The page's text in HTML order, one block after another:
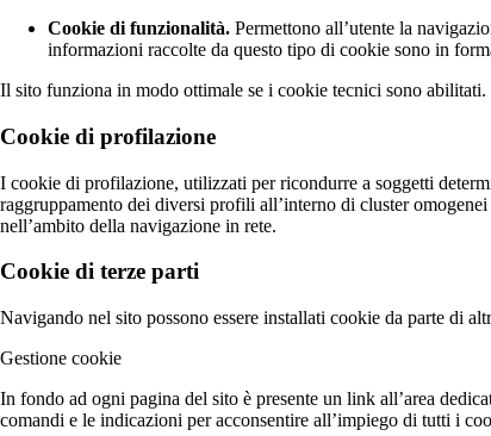
Cookie di funzionalità. Permettono all’utente la
informazioni raccolte da questo tipo di cookie sono in
Il sito funziona in modo ottimale se i cookie tecnici sono abilitati.
Cookie di profilazione
I cookie di profilazione, utilizzati per ricondurre a soggetti
raggruppamento dei diversi profili all’interno di cluster
nell’ambito della navigazione in rete.
Cookie di terze parti
Navigando nel sito possono essere installati cookie da parte di
Gestione cookie
In fondo ad ogni pagina del sito è presente un link all’area
comandi e le indicazioni per acconsentire all’impiego di tutti i